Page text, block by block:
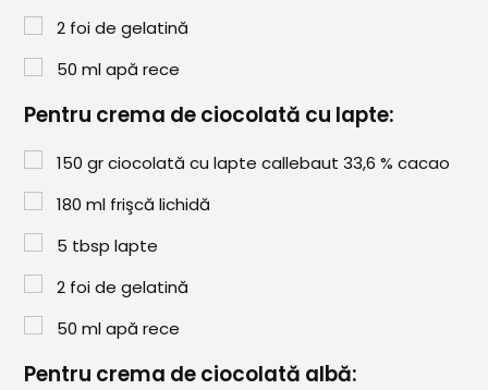
Rețete Video
Comunitatea
Adaugă o rețetă
Cum adăugăm o rețetă
Regulament de postare
CONCURS
2 foi de gelatină
50 ml apă rece
Pentru crema de ciocolată cu lapte:
150 gr ciocolată cu lapte callebaut 33,6 % cacao
180 ml frişcă lichidă
5 tbsp lapte
2 foi de gelatină
50 ml apă rece
Pentru crema de ciocolată albă: